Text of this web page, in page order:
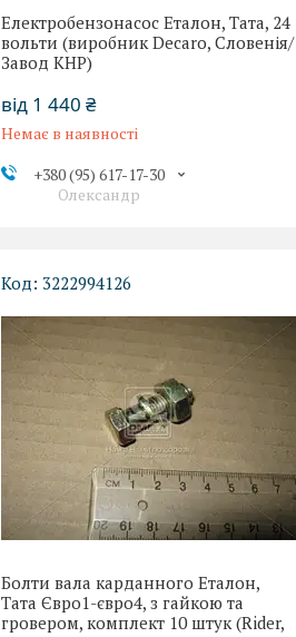
Електробензонасос Еталон, Тата, 24
вольти (виробник Decaro, Словенія/
Завод КНР)
від 1 440 ₴
Немає в наявності
+380 (95) 617-17-30
Олександр
3222994126
Болти вала карданного Еталон,
Тата Євро1-євро4, з гайкою та
гровером, комплект 10 штук (Rider,